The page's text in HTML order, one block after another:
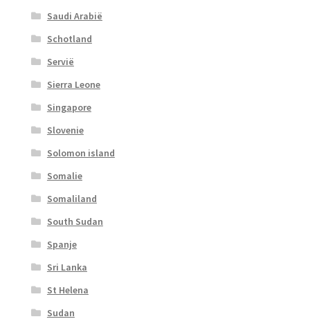
Saudi Arabië
Schotland
Servië
Sierra Leone
Singapore
Slovenie
Solomon island
Somalie
Somaliland
South Sudan
Spanje
Sri Lanka
St Helena
Sudan